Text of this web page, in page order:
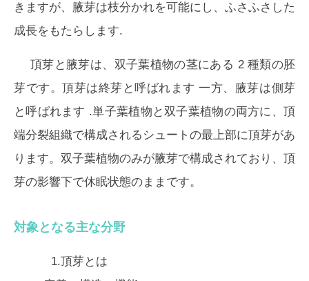
きますが、腋芽は枝分かれを可能にし、ふさふさした
成長をもたらします.
頂芽と腋芽は、双子葉植物の茎にある 2 種類の胚
芽です。頂芽は終芽 と呼ばれます 一方、腋芽は側芽
と呼ばれます .単子葉植物と双子葉植物の両方に、頂
端分裂組織で構成されるシュートの最上部に頂芽があ
ります。双子葉植物のみが腋芽で構成されており、頂
芽の影響下で休眠状態のままです。
対象となる主な分野
1.頂芽とは